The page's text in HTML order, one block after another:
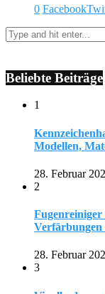
0 Facebook
Beliebte Beiträge
1
Modellen,
28. Februar
2
Fugenreiniger
Verfärbungen
28. Februar
3